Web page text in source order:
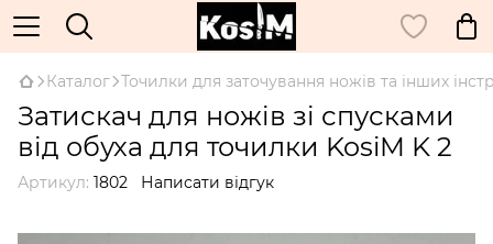
Каталог Точилки для заточування ножів та інших
Затискач для ножів зі спусками
від обуха для точилки KosiM K 2
Артикул: 1802 Написати відгук